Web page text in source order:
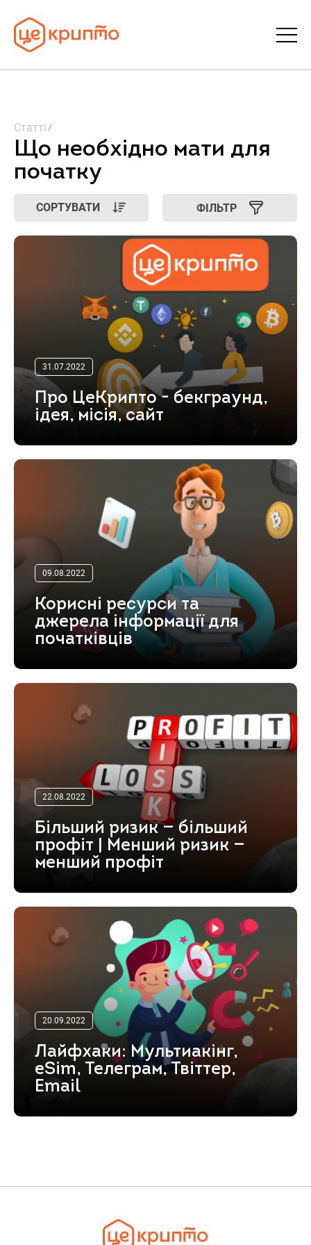
Про ЦеКрипто
Увійти | Реєстрація
Статті
Що необхідно мати для
початку
СОРТУВАТИ ФІЛЬТР
31.07.2022
Про ЦеКрипто - бекграунд,
ідея, місія, сайт
09.08.2022
Корисні ресурси та
джерела інформації для
початківців
22.08.2022
Більший ризик — більший
профіт | Менший ризик —
менший профіт
20.09.2022
Лайфхаки: Мультиакінг,
eSim, Телеграм, Твіттер,
Email